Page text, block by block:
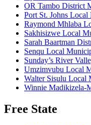
OR Tambo District
Port St. Johns
Raymond Mhlaba
Sakhisizwe Local
Sarah Baartman
Senqu Local
Sunday’s River
Umzimvubu Local
Walter Sisulu Local
Winnie Madikizela-
Free State